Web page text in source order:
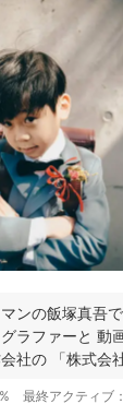
ンの飯塚真吾
ラファーと 動
社の 「株式会
最終アクティブ：